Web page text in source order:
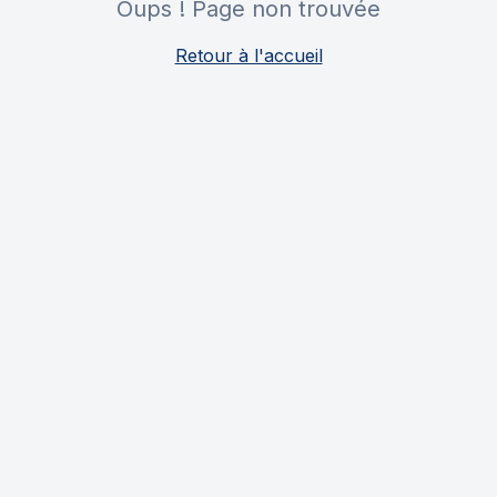
Oups ! Page non trouvée
Retour à l'accueil